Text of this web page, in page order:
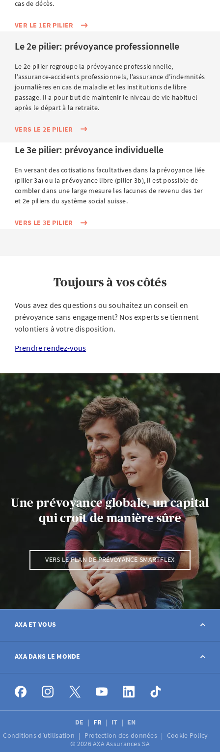
cas de décès.
VER LE 1ER PILIER
Le 2e pilier: prévoyance professionnelle
Le 2e pilier regroupe la prévoyance professionnelle,
l’assurance-accidents professionnels, l’assurance d’indemnités
journalières en cas de maladie et les institutions de libre
passage. Il a pour but de maintenir le niveau de vie habituel
après le départ à la retraite.
VERS LE 2E PILIER
Le 3e pilier: prévoyance individuelle
En versant des cotisations facultatives dans la prévoyance liée
(pilier 3a) ou la prévoyance libre (pilier 3b), il est possible de
combler dans une large mesure les lacunes de revenu des 1er
et 2e piliers du système social suisse.
VERS LE 3E PILIER
Toujours à vos côtés
Vous avez des questions ou souhaitez un conseil en
prévoyance sans engagement? Nos experts se tiennent
volontiers à votre disposition.
Prendre rendez-vous
Une prévoyance globale, un capital
qui croît de manière sûre
VERS LE PLAN DE PRÉVOYANCE SMARTFLEX
AXA ET VOUS
Contact
Déclarer sinistre
Postes à pourvoir
Médias
AXA DANS LE MONDE
AXA dans le monde
DE FR IT
EN
Conditions d’utilisation
Protection des données
Cookie Policy
© 2026 AXA Assurances SA